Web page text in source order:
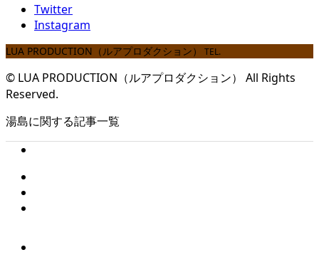
Twitter
Instagram
LUA PRODUCTION（ルアプロダクション） TEL.
© LUA PRODUCTION（ルアプロダクション） All Rights
Reserved.
湯島に関する記事一覧